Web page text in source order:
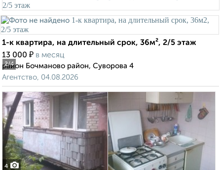
2/4
1-к квартира, на длительный срок, 36м², 2/5 этаж
13 000 ₽ в месяц
район Бочманово район, Суворова 4
Агентство, 04.08.2026
4